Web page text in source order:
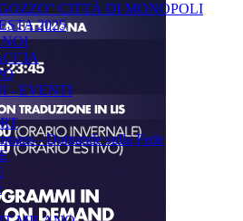
CITTÀ DI MONOPOLI
2025
- EVENTI
- Domande sulla Fede